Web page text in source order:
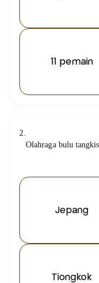
11 pemain
2.
Olahraga bulu
Jepang
Tiongkok